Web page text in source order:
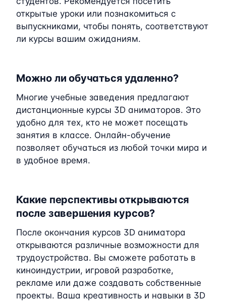
открытые уроки или познакомиться с
выпускниками, чтобы понять, соответствуют
ли курсы вашим ожиданиям.
Можно ли обучаться удаленно?
Многие учебные заведения предлагают
дистанционные курсы 3D аниматоров. Это
удобно для тех, кто не может посещать
занятия в классе. Онлайн-обучение
позволяет обучаться из любой точки мира и
в удобное время.
Какие перспективы открываются
после завершения курсов?
После окончания курсов 3D аниматора
открываются различные возможности для
трудоустройства. Вы сможете работать в
киноиндустрии, игровой разработке,
рекламе или даже создавать собственные
проекты. Ваша креативность и навыки в 3D